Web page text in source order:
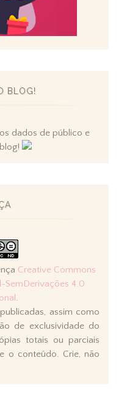
BLOG!
dados de público e
Creative Commons
SemDerivações 4.0
.
assim como
de exclusividade do
totais ou parciais
o conteúdo. Crie, não